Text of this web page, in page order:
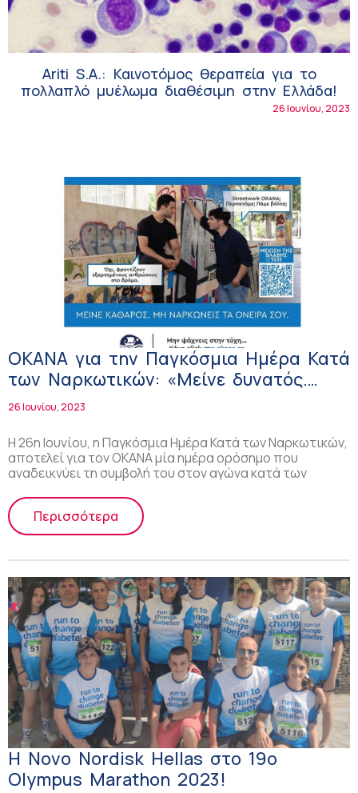
Ariti S.A.: Καινοτόμος θεραπεία για το
πολλαπλό μυέλωμα διαθέσιμη στην Ελλάδα!
26 Ιουνίου, 2023
ΟΚΑΝΑ για την Παγκόσμια Ημέρα Κατά
των Ναρκωτικών: «Μείνε δυνατός.
Μείνε Καθαρός. Μη ναρκώνεις τα
26 Ιουνίου, 2023
Η 26η Ιουνίου, η Παγκόσμια Ημέρα Κατά των Ναρκωτικών,
αποτελεί για τον ΟΚΑΝΑ μία ημέρα ορόσημο που
αναδεικνύει τη συμβολή του στον αγώνα κατά των
Περισσότερα
Η Novo Nordisk Hellas στο 19ο
Olympus Marathon 2023!